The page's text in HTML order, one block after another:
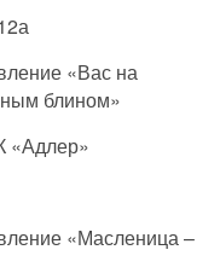
«Вас на
блином»
«Адлер»
«Масленица –